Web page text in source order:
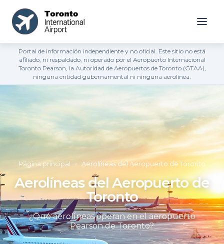
Portal de información independiente y no oficial. Este sitio no está
afiliado, ni respaldado, ni operado por el Aeropuerto Internacional
Toronto Pearson, la Autoridad de Aeropuertos de Toronto (GTAA),
ninguna entidad gubernamental ni ninguna aerolínea.
Página principal » Aerolíneas del Aeropuerto de Toronto
Aerolíneas del Aeropuerto de
Toronto
¿Qué aerolíneas operan en el aeropuerto
Pearson de Toronto?